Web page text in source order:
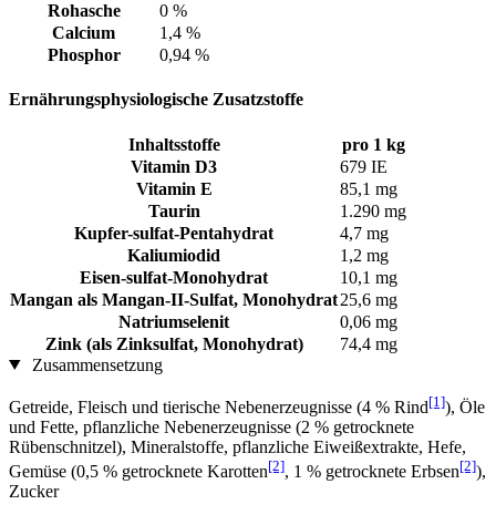
Rohasche
0 %
Calcium
1,4 %
Phosphor
0,94 %
Ernährungsphysiologische Zusatzstoffe
Inhaltsstoffe
pro 1 kg
Vitamin D3
679 IE
Vitamin E
85,1 mg
Taurin
1.290 mg
Kupfer-sulfat-Pentahydrat
4,7 mg
Kaliumiodid
1,2 mg
Eisen-sulfat-Monohydrat
10,1 mg
Mangan als Mangan-II-Sulfat, Monohydrat25,6 mg
Natriumselenit
0,06 mg
Zink (als Zinksulfat, Monohydrat)
74,4 mg
Zusammensetzung
Getreide, Fleisch und tierische Nebenerzeugnisse (4 % Rind[1]), Öle
und Fette, pflanzliche Nebenerzeugnisse (2 % getrocknete
Rübenschnitzel), Mineralstoffe, pflanzliche Eiweißextrakte, Hefe,
Gemüse (0,5 % getrocknete Karotten[2], 1 % getrocknete Erbsen[2]),
Zucker